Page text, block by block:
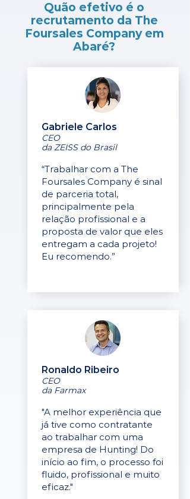
Quão efetivo é o
recrutamento da The
Foursales Company em
Abaré?
Gabriele Carlos
CEO
da ZEISS do Brasil
“Trabalhar com a The
Foursales Company é sinal
de parceria total,
principalmente pela
relação profissional e a
proposta de valor que eles
entregam a cada projeto!
Eu recomendo.”
Ronaldo Ribeiro
CEO
da Farmax
"A melhor experiência que
já tive como contratante
ao trabalhar com uma
empresa de Hunting! Do
início ao fim, o processo foi
fluido, profissional e muito
eficaz."